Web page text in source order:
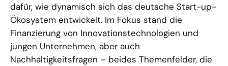
dafür, wie dynamisch sich das deutsche Start-up-
Ökosystem entwickelt. Im Fokus stand die
Finanzierung von Innovationstechnologien und
jungen Unternehmen, aber auch
Nachhaltigkeitsfragen – beides Themenfelder, die